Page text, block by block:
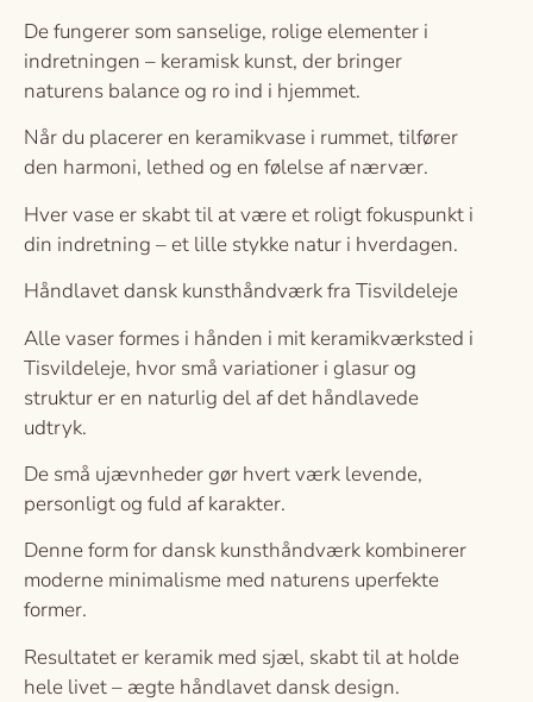
De fungerer som sanselige, rolige elementer i
indretningen – keramisk kunst, der bringer
naturens balance og ro ind i hjemmet.
Når du placerer en keramikvase i rummet, tilfører
den harmoni, lethed og en følelse af nærvær.
Hver vase er skabt til at være et roligt fokuspunkt i
din indretning – et lille stykke natur i hverdagen.
Håndlavet dansk kunsthåndværk fra Tisvildeleje
Alle vaser formes i hånden i mit keramikværksted i
Tisvildeleje, hvor små variationer i glasur og
struktur er en naturlig del af det håndlavede
udtryk.
De små ujævnheder gør hvert værk levende,
personligt og fuld af karakter.
Denne form for dansk kunsthåndværk kombinerer
moderne minimalisme med naturens uperfekte
former.
Resultatet er keramik med sjæl, skabt til at holde
hele livet – ægte håndlavet dansk design.